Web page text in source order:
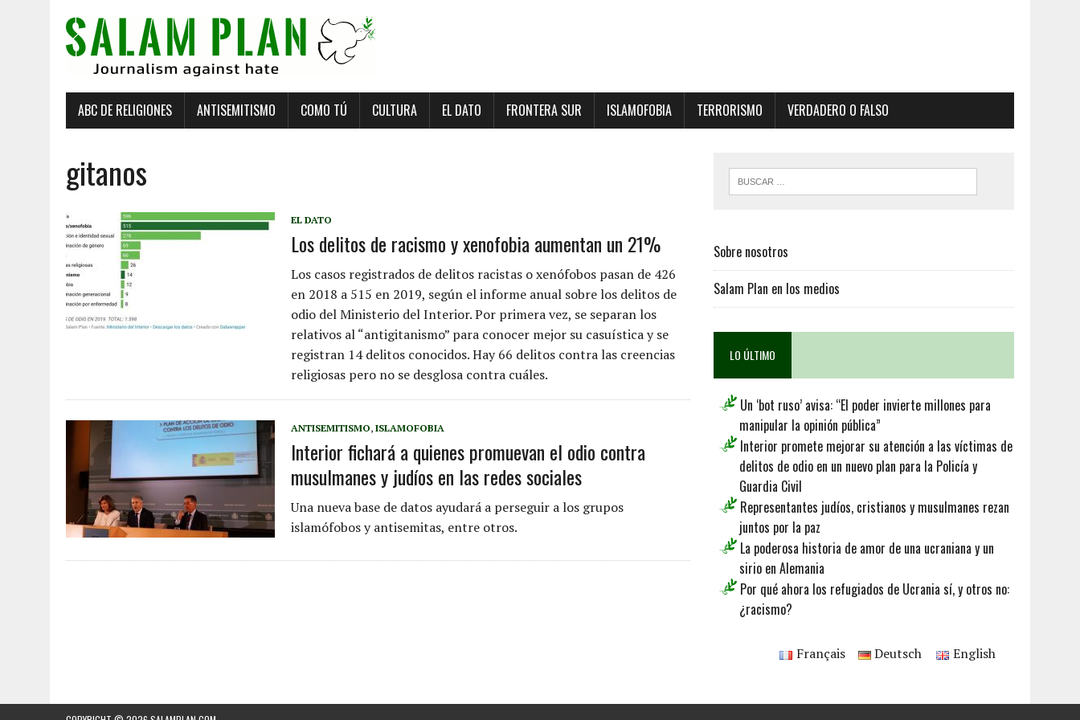
ABC DE RELIGIONES ANTISEMITISMO COMO TÚ CULTURA EL DATO FRONTERA SUR ISLAMOFOBIA TERRORISMO VERDADERO O FALSO
gitanos
EL DATO
Los delitos de racismo y xenofobia aumentan un 21%
Los casos registrados de delitos racistas o xenófobos pasan de 426
en 2018 a 515 en 2019, según el informe anual sobre los delitos de
odio del Ministerio del Interior. Por primera vez, se separan los
relativos al “antigitanismo” para conocer mejor su casuística y se
registran 14 delitos conocidos. Hay 66 delitos contra las creencias
religiosas pero no se desglosa contra cuáles.
ANTISEMITISMO, ISLAMOFOBIA
Interior fichará a quienes promuevan el odio contra
musulmanes y judíos en las redes sociales
Una nueva base de datos ayudará a perseguir a los grupos
islamófobos y antisemitas, entre otros.
Sobre nosotros
Salam Plan en los medios
LO ÚLTIMO
Un ‘bot ruso’ avisa: “El poder invierte millones para
manipular la opinión pública”
Interior promete mejorar su atención a las víctimas de
delitos de odio en un nuevo plan para la Policía y
Guardia Civil
Representantes judíos, cristianos y musulmanes rezan
juntos por la paz
La poderosa historia de amor de una ucraniana y un
sirio en Alemania
Por qué ahora los refugiados de Ucrania sí, y otros no:
¿racismo?
English
Deutsch
Français